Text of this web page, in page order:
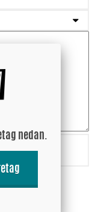
nedan.